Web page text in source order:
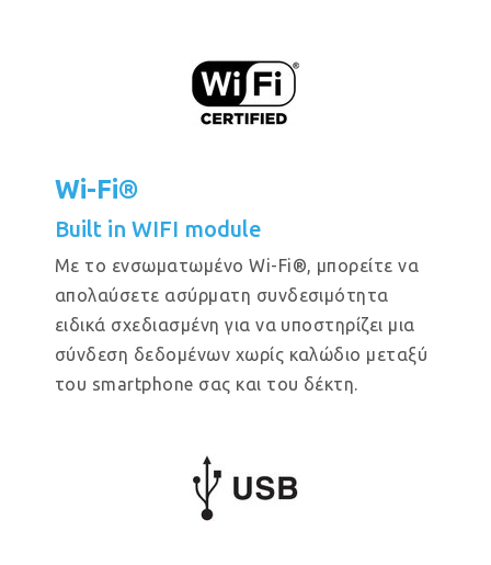
Wi-Fi®
Built in WIFI module
Με το ενσωματωμένο Wi-Fi®, μπορείτε να
απολαύσετε ασύρματη συνδεσιμότητα
ειδικά σχεδιασμένη για να υποστηρίζει μια
σύνδεση δεδομένων χωρίς καλώδιο μεταξύ
του smartphone σας και του δέκτη.